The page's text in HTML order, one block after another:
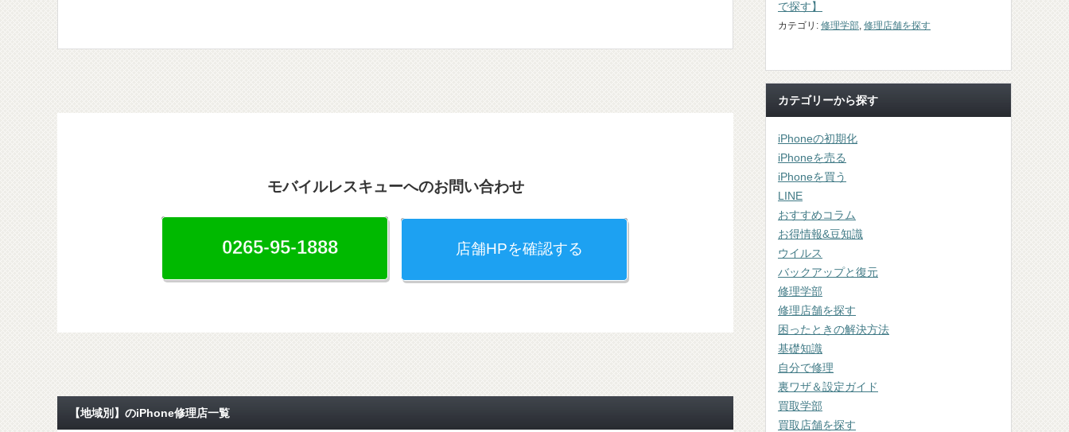
モバイルレスキューへのお問い合わせ
0265-95-1888 店舗HPを確認する
【地域別】のiPhone修理店一覧
で探す】
カテゴリ: 修理学部 修理店舗を探す
カテゴリーから探す
iPhoneの初期化
iPhoneを売る
iPhoneを買う
LINE
おすすめコラム
お得情報&豆知識
ウイルス
バックアップと復元
修理学部
修理店舗を探す
困ったときの解決方法
基礎知識
自分で修理
裏ワザ＆設定ガイド
買取学部
買取店舗を探す